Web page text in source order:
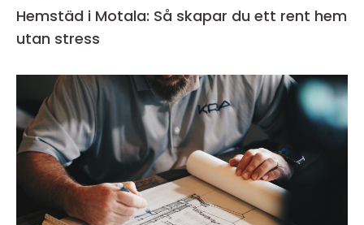
Hemstäd i Motala: Så skapar du ett rent hem
utan stress